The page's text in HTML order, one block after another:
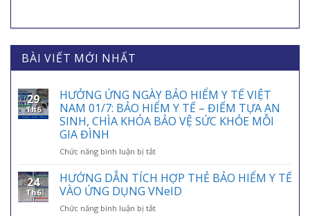
BÀI VIẾT MỚI NHẤT
29
Th6
HƯỞNG ỨNG NGÀY BẢO HIỂM Y TẾ VIỆT
NAM 01/7: BẢO HIỂM Y TẾ – ĐIỂM TỰA AN
SINH, CHÌA KHÓA BẢO VỆ SỨC KHỎE MỖI
GIA ĐÌNH
Chức năng bình luận bị tắtở
ỨNG
NGÀY
BẢO
HIỂM
24
Th6
HƯỚNG DẪN TÍCH HỢP THẺ BẢO HIỂM Y TẾ
VÀO ỨNG DỤNG VNeID
Chức năng bình luận bị tắtở